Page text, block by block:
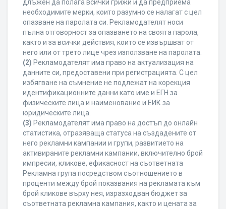
длъжен да полага всички грижи и да предприема
необходимите мерки, които разумно се налагат с цел
опазване на паролата си. Рекламодателят носи
пълна отговорност за опазването на своята парола,
както и за всички действия, които се извършват от
него или от трето лице чрез използване на паролата.
(2) Рекламодателят има право на актуализация на
данните си, предоставени при регистрацията. С цел
избягване на съмнение не подлежат на корекция
идентификационните данни като име и ЕГН за
физическите лица и наименование и ЕИК за
юридическите лица.
(3) Рекламодателят има право на достъп до онлайн
статистика, отразяваща статуса на създадените от
него рекламни кампании и групи, развитието на
активираните рекламни кампании, включително брой
импресии, кликове, ефикасност на съответната
Рекламна група посредством съотношението в
проценти между брой показвания на рекламата към
брой кликове върху нея, изразходван бюджет за
съответната рекламна кампания, както и цената за